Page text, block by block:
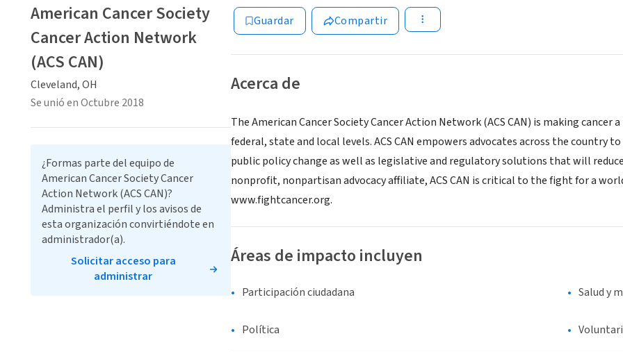
Guardar Compartir
Acerca de
The American Cancer Society Cancer Action Network (ACS CAN) is making
federal, state and local levels. ACS CAN empowers advocates across the country
public policy change as well as legislative and regulatory solutions that will reduce
nonprofit, nonpartisan advocacy affiliate, ACS CAN is critical to the fight for a
www.fightcancer.org.
Áreas de impacto incluyen
Participación ciudadana Salud y
Política
American Cancer Society
Cancer Action Network
(ACS CAN)
Cleveland, OH
Se unió en Octubre 2018
¿Formas parte del equipo de
American Cancer Society Cancer
Action Network (ACS CAN)?
Administra el perfil y los avisos de
esta organización convirtiéndote en
administrador(a).
Solicitar acceso para
administrar